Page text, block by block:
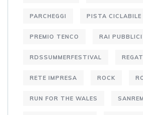
PARCHEGGI PISTA CICLABILE
PREMIO TENCO RAI
RDSSUMMERFESTIVAL
RETE IMPRESA ROCK
RUN FOR THE WALES